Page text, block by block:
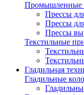
Промышленные
Прессы
Прессы
Прессы
Текстильные
Гладильная
Гладильные